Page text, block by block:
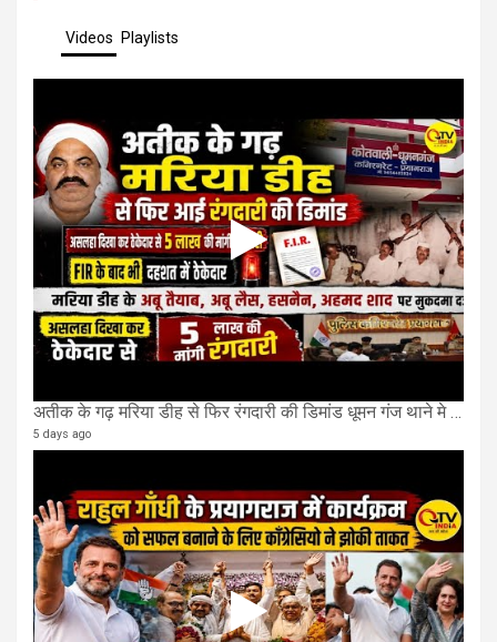
Videos Playlists
अतीक के गढ़ मरिया डीह से फिर रंगदारी की डिमांड धूमन गंज थाने मे 4 के खिलाफ मुकदमा दर्ज
5 days ago